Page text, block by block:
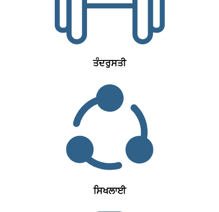
ਤੰਦਰੁਸਤੀ
ਸਿਖਲਾਈ